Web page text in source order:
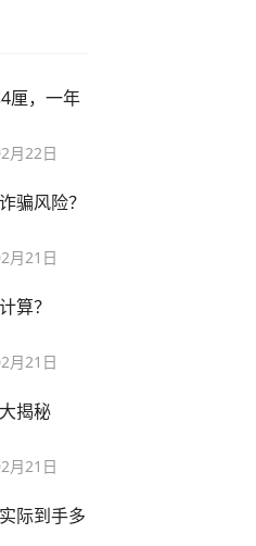
厘，一年
月22日
骗风险？
月21日
算？
月21日
揭秘
月21日
际到手多